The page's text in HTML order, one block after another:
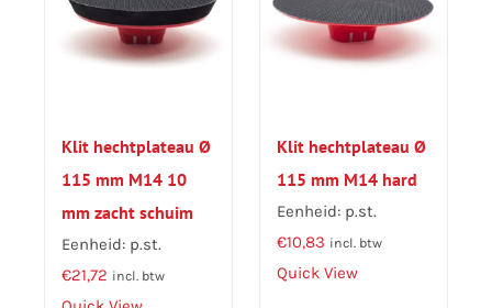
Klit hechtplateau Ø
115 mm M14 10
mm zacht schuim
Eenheid: p.st.
€21,72 incl. btw
Klit hechtplateau Ø
115 mm M14 hard
Eenheid: p.st.
€10,83 incl. btw
Quick View